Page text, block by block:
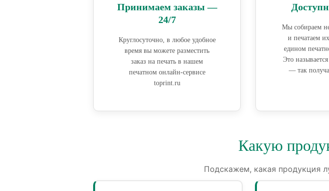
Принимаем заказы —
24/7
Круглосуточно, в любое удобное
время вы можете разместить
заказ на печать в нашем
печатном онлайн-сервисе
toprint.ru
Мы собираем
и печатаем
едином
Это
— так
Какую
Подскажем, какая продукция